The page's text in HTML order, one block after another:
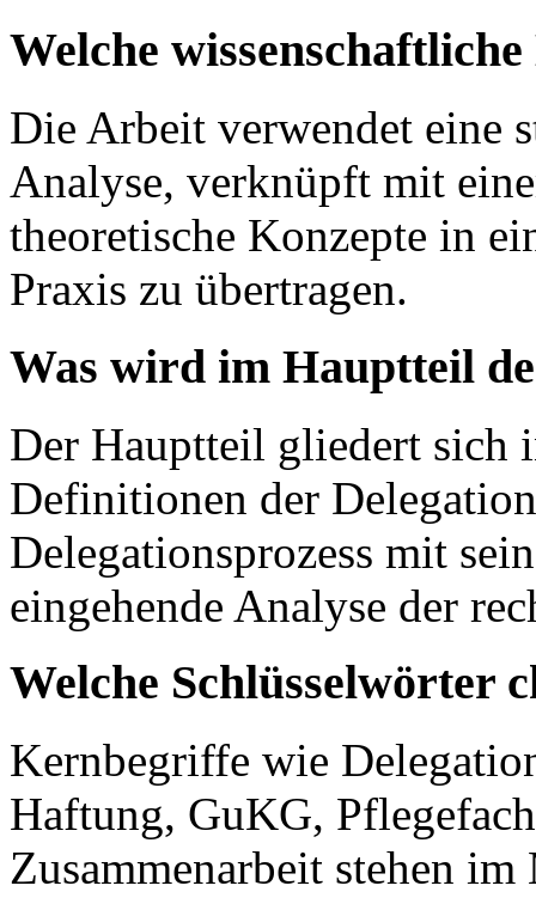
Welche
Die Arbeit verwendet eine
Analyse, verknüpft mit
theoretische Konzepte in
Praxis zu übertragen.
Was wird im Hauptteil
Der Hauptteil gliedert sich
Definitionen der
Delegationsprozess mit
eingehende Analyse der
Welche Schlüsselwörter
Kernbegriffe wie
Haftung, GuKG,
Zusammenarbeit stehen